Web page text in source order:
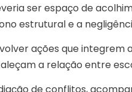
ser espaço de
estrutural e a
ações que
a relação entre